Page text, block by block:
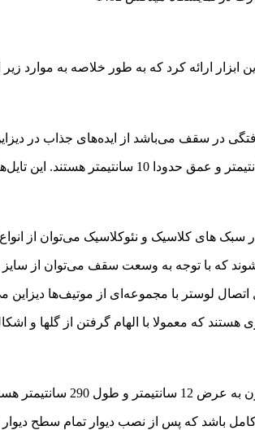
ابزار ارائه کرد که به طور خلاصه به موارد
در سقف می‌باشد از ایده‌های جذاب در
های کلاسیک و نئوکلاسیک می‌توان از انواع
که با توجه به وسعت سقف می‌توان از
لوستر با مجموعه‌ای از موتیف‌ها دیزاین
هستند که معمولا با الهام گرفتن از گلها
پوشش دیوار استفاده شوند.
باشد که پس از نصب دیوار تمام سطح دیوار